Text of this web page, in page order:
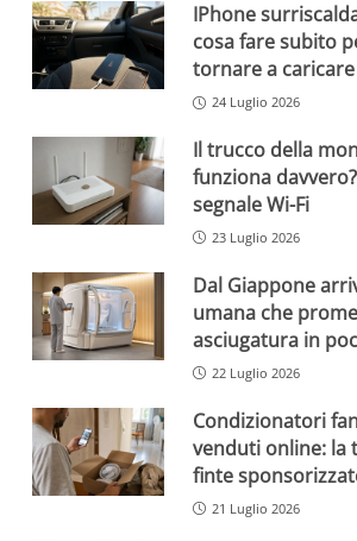
IPhone
cosa fare subito
tornare a caricare
24 Luglio 2026
Il trucco della
funziona
segnale Wi-Fi
23 Luglio 2026
Dal Giappone
umana che
asciugatura in
22 Luglio 2026
Condizionatori
venduti online: la
finte
21 Luglio 2026